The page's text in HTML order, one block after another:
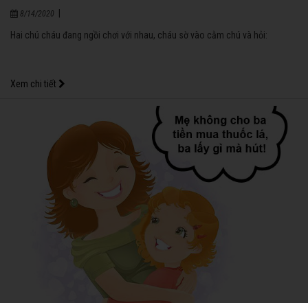
8/14/2020
Hai chú cháu đang ngồi chơi với nhau, cháu sờ vào cằm chú và hỏi:
Xem chi tiết